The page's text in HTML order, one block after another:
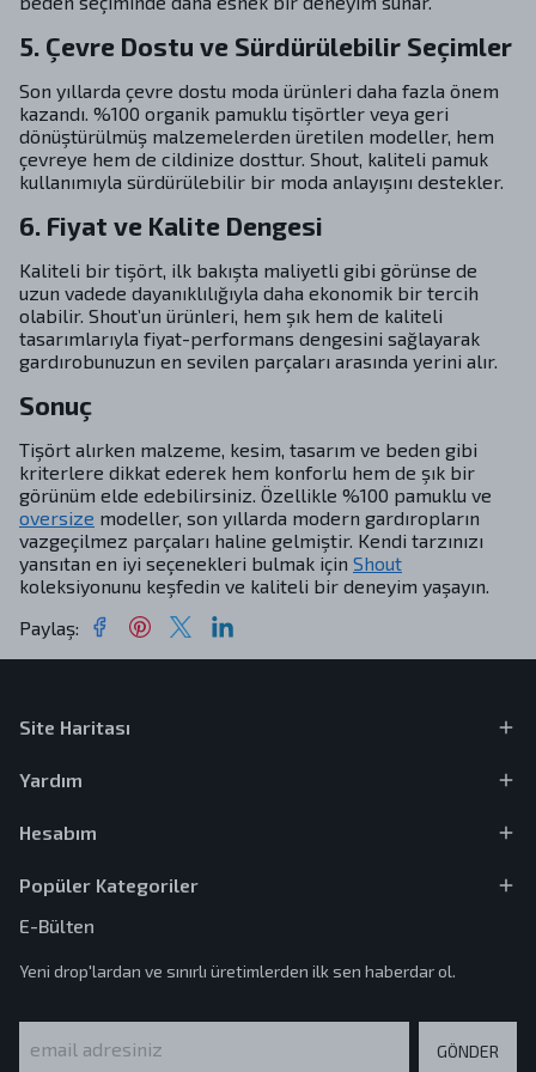
5. Çevre Dostu ve Sürdürülebilir Seçimler
Son yıllarda çevre dostu moda ürünleri daha fazla önem
kazandı. %100 organik pamuklu tişörtler veya geri
dönüştürülmüş malzemelerden üretilen modeller, hem
çevreye hem de cildinize dosttur. Shout, kaliteli pamuk
kullanımıyla sürdürülebilir bir moda anlayışını destekler.
6. Fiyat ve Kalite Dengesi
Kaliteli bir tişört, ilk bakışta maliyetli gibi görünse de
uzun vadede dayanıklılığıyla daha ekonomik bir tercih
olabilir. Shout’un ürünleri, hem şık hem de kaliteli
tasarımlarıyla fiyat-performans dengesini sağlayarak
gardırobunuzun en sevilen parçaları arasında yerini alır.
Sonuç
Tişört alırken malzeme, kesim, tasarım ve beden gibi
kriterlere dikkat ederek hem konforlu hem de şık bir
görünüm elde edebilirsiniz. Özellikle %100 pamuklu ve
oversize modeller, son yıllarda modern gardıropların
vazgeçilmez parçaları haline gelmiştir. Kendi tarzınızı
yansıtan en iyi seçenekleri bulmak için Shout
koleksiyonunu keşfedin ve kaliteli bir deneyim yaşayın.
Paylaş:
Site Haritası
Yardım
Hesabım
Popüler Kategoriler
E-Bülten
Yeni drop'lardan ve sınırlı üretimlerden ilk sen haberdar ol.
GÖNDER